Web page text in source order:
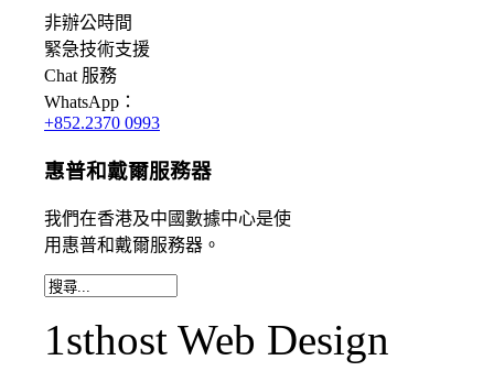
非辦公時間
緊急技術支援
Chat 服務
WhatsApp：
+852.2370 0993
惠普和戴爾服務器
我們在香港及中國數據中心是使
用 惠普和戴爾服務器。
1sthost Web Design